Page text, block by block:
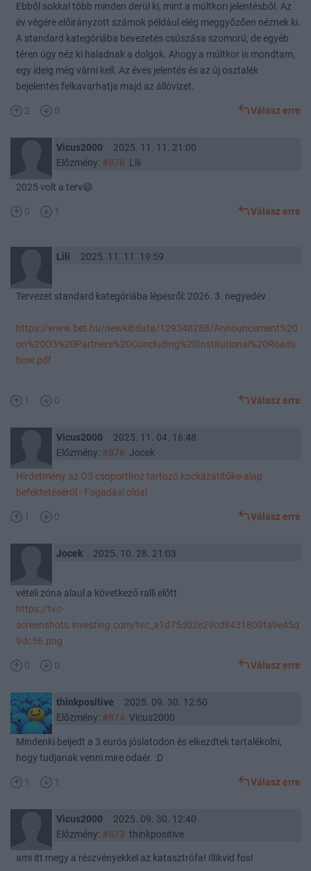
Ebből sokkal több minden derül ki, mint a múltkori jelentésből. Az
év végére előirányzott számok például elég meggyőzően néznek ki.
A standard kategóriába bevezetés csúszása szomorú, de egyéb
téren úgy néz ki haladnak a dolgok. Ahogy a múltkor is mondtam,
egy ideig még várni kell. Az éves jelentés és az új osztalék
bejelentés felkavarhatja majd az állóvizet.
2 0 Válasz erre
Vicus2000
2025. 11. 11. 21:00
Előzmény: #878 Lili
2025 volt a terv😄
0 1 Válasz erre
Lili 2025. 11. 11. 19:59
Tervezet standard kategóriába lépésről: 2026. 3. negyedév
https://www.bet.hu/newkibdata/129348288/Announcement%20
on%20O3%20Partners%20Concluding%20Institutional%20Roads
how.pdf
1 0 Válasz erre
Vicus2000
2025. 11. 04. 16:48
Előzmény: #876 Jocek
Hirdetmény az O3 csoporthoz tartozó kockázatitőke-alap
befektetéséről - Fogadási oldal
1 0 Válasz erre
Jocek 2025. 10. 28. 21:03
vételi zóna alaul a következő ralli előtt
https://tvc-
screenshots.investing.com/tvc_a1d75d02e29cd8431809fa9e45d
9dc56.png
0 0 Válasz erre
thinkpositive
2025. 09. 30. 12:50
Előzmény: #874Vicus2000
Mindenki beijedt a 3 eurós jóslatodon és elkezdtek tartalékolni,
hogy tudjanak venni mire odaér. :D
1 1 Válasz erre
Vicus2000
2025. 09. 30. 12:40
Előzmény: #873 thinkpositive
ami itt megy a részvényekkel az katasztrófa! Illikvíd fos!